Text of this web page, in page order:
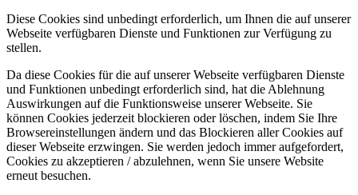
Diese Cookies sind unbedingt erforderlich, um Ihnen die auf unserer
Webseite verfügbaren Dienste und Funktionen zur Verfügung zu
stellen.
Da diese Cookies für die auf unserer Webseite verfügbaren Dienste
und Funktionen unbedingt erforderlich sind, hat die Ablehnung
Auswirkungen auf die Funktionsweise unserer Webseite. Sie
können Cookies jederzeit blockieren oder löschen, indem Sie Ihre
Browsereinstellungen ändern und das Blockieren aller Cookies auf
dieser Webseite erzwingen. Sie werden jedoch immer aufgefordert,
Cookies zu akzeptieren / abzulehnen, wenn Sie unsere Website
erneut besuchen.